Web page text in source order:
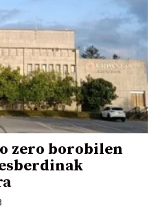
zero borobilen